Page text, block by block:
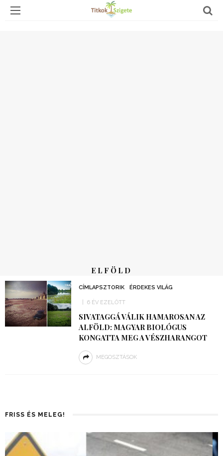
ELFÖLD
CÍMLAPSZTORIK ÉRDEKES VILÁG
6 ÉV EZELŐTT
SIVATAGGÁ VÁLIK HAMAROSAN AZ
ALFÖLD: MAGYAR BIOLÓGUS
KONGATTA MEG A VÉSZHARANGOT
MEGOSZTÁSOK
FRISS ÉS MELEG!